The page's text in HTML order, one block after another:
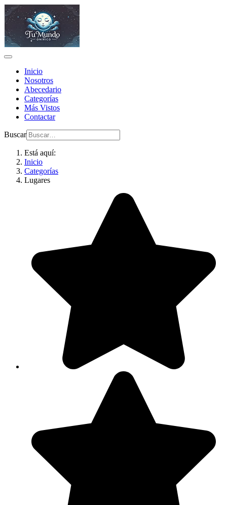
Inicio
Nosotros
Abecedario
Categorías
Más Vistos
Contactar
Buscar
Está aquí:
Inicio
Categorías
Lugares